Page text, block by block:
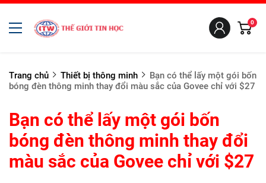
0
Trang chủ Thiết bị thông minh
Bạn có thể lấy một gói bốn
bóng đèn thông minh thay đổi màu sắc của Govee chỉ với $27
Bạn có thể lấy một gói bốn
bóng đèn thông minh thay đổi
màu sắc của Govee chỉ với $27